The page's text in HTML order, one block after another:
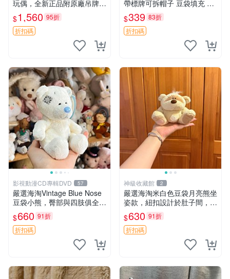
玩偶，全新正品附原廠吊牌與
防塵袋，內藏薰衣草可加熱，
適合各個年齡層，冷暖兩用享
受抱抱樂趣，不容錯過嚴選好
$1,560 95折
折扣碼
帶標牌可拆帽子 豆袋填充 附
實拍 微瑕處理 十足可愛 單只
15.9元 松鼠變裝 棉質豆袋 玩
具熊
$339 83折
折扣碼
影視動漫CD專輯DVD 57
嚴選海淘Vintage Blue Nose
豆袋小熊，臀部與四肢俱全，
坐高11公分，附原盒與吊牌
收藏。藍鼻子小熊，值得擁有
玩具 憶熊
$660 91折
折扣碼
神級收藏館 2
嚴選海淘米白色豆袋月亮熊坐
姿款，紐扣設計於肚子間，觸
感柔軟，實用推薦。主頁60
包 月亮熊 豆袋 細節
$630 91折
折扣碼